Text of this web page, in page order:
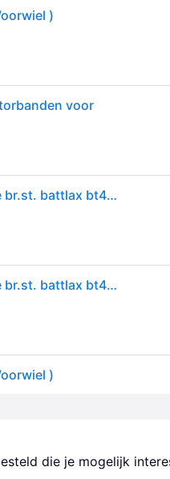
)
voor
BRIDGESTONE buitenband "battlax bt46" tyre br.st. battlax bt46 90/90-18 51h tl fr.
BRIDGESTONE buitenband "battlax bt46" tyre br.st. battlax bt46 90/90-18 51h tl fr.
)
die je mogelijk